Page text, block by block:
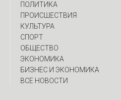
ПОЛИТИКА
ПРОИСШЕСТВИЯ
КУЛЬТУРА
СПОРТ
ОБЩЕСТВО
ЭКОНОМИКА
БИЗНЕС И ЭКОНОМИКА
ВСЕ НОВОСТИ